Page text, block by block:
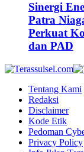
Sinergi
Patra
Perkuat
dan PAD
Tentang Kami
Redaksi
Disclaimer
Kode Etik
Pedoman
Privacy Policy